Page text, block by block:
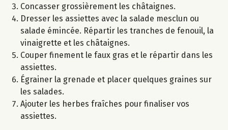
Concasser grossièrement les châtaignes.
Dresser les assiettes avec la salade mesclun ou
salade émincée. Répartir les tranches de fenouil, la
vinaigrette et les châtaignes.
Couper finement le faux gras et le répartir dans les
assiettes.
Égrainer la grenade et placer quelques graines sur
les salades.
Ajouter les herbes fraîches pour finaliser vos
assiettes.